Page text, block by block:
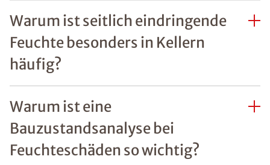
Warum ist seitlich eindringende
Feuchte besonders in Kellern
häufig?
Warum ist eine
Bauzustandsanalyse bei
Feuchteschäden so wichtig?